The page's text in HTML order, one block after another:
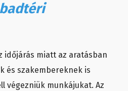
időjárás miatt az aratásban
és szakembereknek is
végezniük munkájukat. Az